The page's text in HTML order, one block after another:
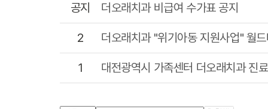
공지
더오래치과 비급여 수가표 공지
2 더오래치과 "위기아동 지원사업" 월
1 대전광역시 가족센터 더오래치과 진